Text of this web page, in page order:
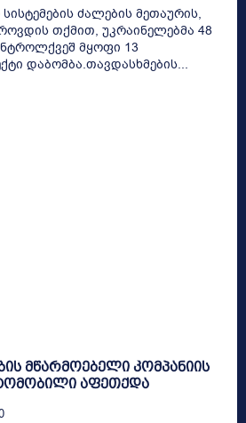
ძალების მეთაურის,
თქმით, უკრაინელებმა 48
მყოფი 13
დაბომბა.თავდასხმების...
მწარმოებელი კომპანიის
აფეთქდა